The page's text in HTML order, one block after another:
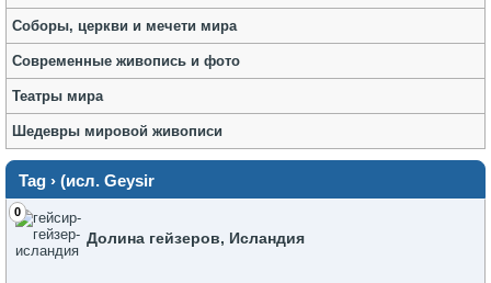
Соборы, церкви и мечети мира
Современные живопись и фото
Театры мира
Шедевры мировой живописи
Tag › (исл. Geysir
0
Долина гейзеров, Исландия